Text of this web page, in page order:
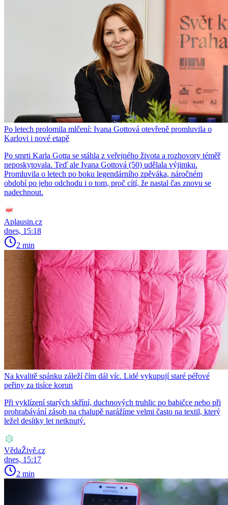
Po letech prolomila mlčení: Ivana Gottová otevřeně promluvila o
Karlovi i nové etapě
Po smrti Karla Gotta se stáhla z veřejného života a rozhovory téměř
neposkytovala. Teď ale Ivana Gottová (50) udělala výjimku.
Promluvila o letech po boku legendárního zpěváka, náročném
období po jeho odchodu i o tom, proč cítí, že nastal čas znovu se
nadechnout.
Aplausin.cz
dnes, 15:18
2 min
Na kvalitě spánku záleží čím dál víc. Lidé vykupují staré péřové
peřiny za tisíce korun
Při vyklízení starých skříní, duchnových truhlic po babičce nebo při
prohrabávání zásob na chalupě narážíme velmi často na textil, který
ležel desítky let netknutý.
VědaŽivě.cz
dnes, 15:17
2 min